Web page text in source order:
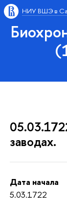
НИУ ВШЭ в
заводах.
Дата начала
5.03.1722